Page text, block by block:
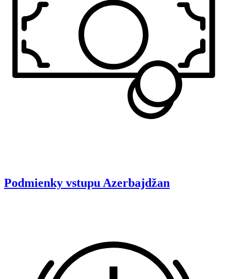
Podmienky vstupuAzerbajdžan